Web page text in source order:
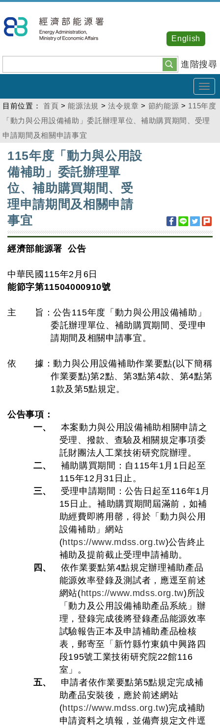
到
主
內
容
進階搜尋
English
目前位置： 首頁 >能源法規 >法令規章 > 節約能源 > 115年度
「動力與公用設備補助」委託辦理單位、補助購買期間、受理
申請期間及相關申請事宜
115年度「動力與公用設
備補助」委託辦理單
位、補助購買期間、受
理申請期間及相關申請
事宜
經濟部能源署 公告
中華民國115年2月6日
能節字第11504000910號
主 旨：公告115年度「動力與公用設備補助」
委託辦理單位、補助購買期間、受理申
請期間及相關申請事宜。
依 據：動力與公用設備補助作業要點(以下簡稱
作業要點)第2點、第3點第4款、第4點第
1款及第5點規定。
公告事項：
一、 本案動力與公用設備補助相關申請之
受理、撥款、查驗及相關規定事項委
託財團法人工業技術研究院辦理。
二、 補助購買期間：自115年1月1日起至
115年12月31日止。
三、 受理申請期間：公告日起至116年1月
15日止。補助購買期間屆滿前，如補
助經費即將用罄，得於「動力與公用
設備補助」網站
(https://www.mdss.org.tw)公告終止
補助及提前截止受理申請補助。
四、 依作業要點第4點規定辦理補助產品
能源效率登錄及測試者，應逕至前述
網站(https://www.mdss.org.tw)所設
「動力及公用設備補助產品系統」辦
理，登錄完成後將登錄產品能源效率
試驗報告正本及申請補助產品檢核
表，郵寄至「新竹縣竹東鎮中興路四
段195號工業技術研究院22館116
室」。
五、 申請者依作業要點第5點規定完成補
助產品安裝後，應於前述網站
(https://www.mdss.org.tw)完成補助
申請資料之填報，並備齊規定文件逕